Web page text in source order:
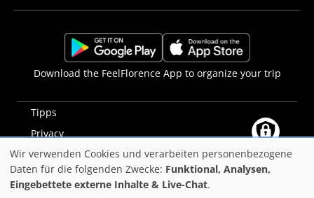
Tipps
Privacy
Erklärung zur Barrierefreiheit
PON Metro
https://play.google.com/store/apps/details?
https://apps.apple.com/it/app/
Download the FeelFlorence App to organize your trip
Verwendung
von
Wir verwenden Cookies und verarbeiten personenbezogene
Daten für die folgenden Zwecke: Funktional, Analysen,
Eingebettete externe Inhalte & Live-Chat.